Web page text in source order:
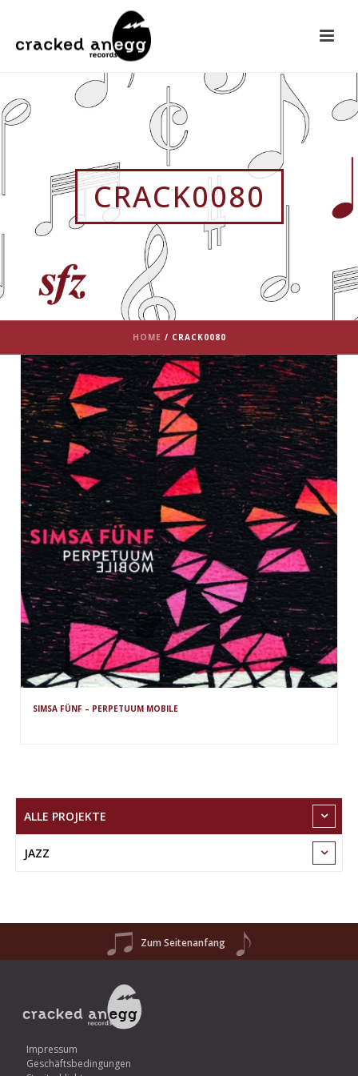
CRACK0080
HOME / CRACK0080
SIMSA FÜNF – PERPETUUM MOBILE
ALLE PROJEKTE
JAZZ
Zum Seitenanfang
Impressum
Geschäftsbedingungen